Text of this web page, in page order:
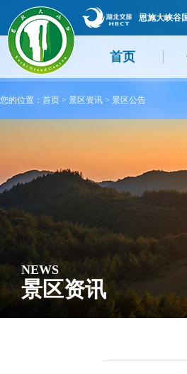
恩施大峡谷
首页
您的位置： 首页 > 景区资讯 > 景区公告
NEWS
景区资讯